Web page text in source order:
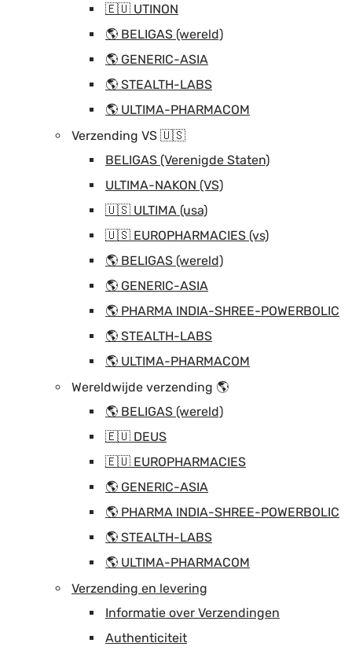
🇪🇺 UTINON
🌎 BELIGAS (wereld)
🌎 GENERIC-ASIA
🌎 STEALTH-LABS
🌎 ULTIMA-PHARMACOM
Verzending VS 🇺🇸
BELIGAS (Verenigde Staten)
ULTIMA-NAKON (VS)
🇺🇸 ULTIMA (usa)
🇺🇸 EUROPHARMACIES (vs)
🌎 BELIGAS (wereld)
🌎 GENERIC-ASIA
🌎 PHARMA INDIA-SHREE-POWERBOLIC
🌎 STEALTH-LABS
🌎 ULTIMA-PHARMACOM
Wereldwijde verzending 🌎
🌎 BELIGAS (wereld)
🇪🇺 DEUS
🇪🇺 EUROPHARMACIES
🌎 GENERIC-ASIA
🌎 PHARMA INDIA-SHREE-POWERBOLIC
🌎 STEALTH-LABS
🌎 ULTIMA-PHARMACOM
Verzending en levering
Informatie over Verzendingen
Authenticiteit